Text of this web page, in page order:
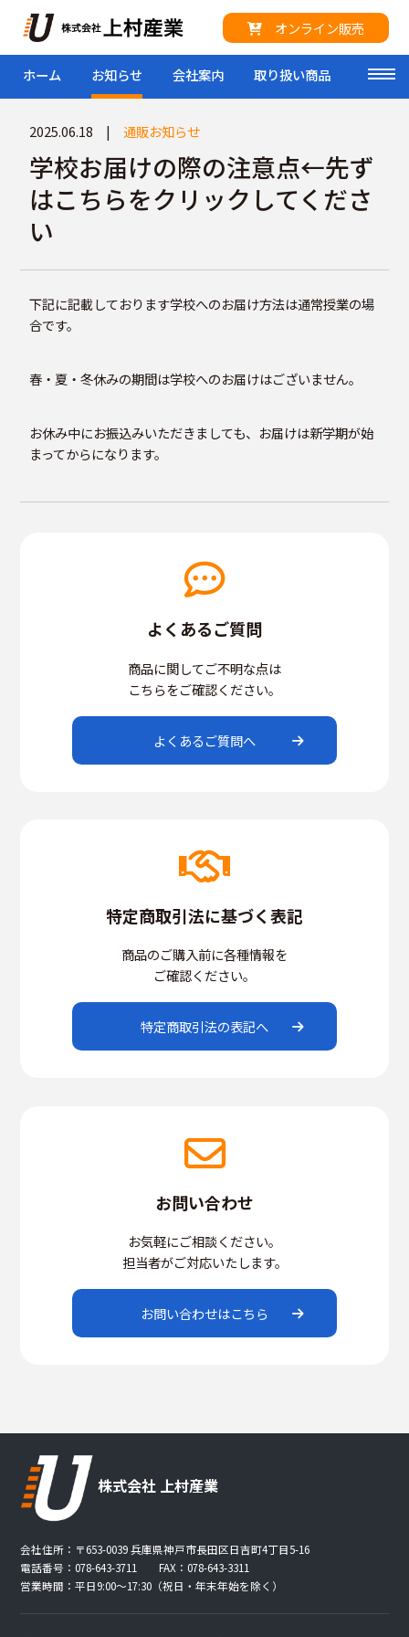
オンライン販売
ホーム お知らせ 会社案内 取り扱い商品 来社予
2025.06.18 |通販お知らせ
学校お届けの際の注意点←先ず
はこちらをクリックしてくださ
い
下記に記載しております学校へのお届け方法は通常授業の場
合です。
春・夏・冬休みの期間は学校へのお届けはございません。
お休み中にお振込みいただきましても、お届けは新学期が始
まってからになります。
よくあるご質問
商品に関してご不明な点は
こちらをご確認ください。
よくあるご質問へ
特定商取引法に基づく表記
商品のご購入前に各種情報を
ご確認ください。
特定商取引法の表記へ
お問い合わせ
お気軽にご相談ください。
担当者がご対応いたします。
お問い合わせはこちら
株式会社 上村産業
会社住所：〒653-0039 兵庫県神戸市長田区日吉町4丁目5-16
電話番号：078-643-3711 FAX：078-643-3311
営業時間：平日9:00〜17:30（祝日・年末年始を除く）